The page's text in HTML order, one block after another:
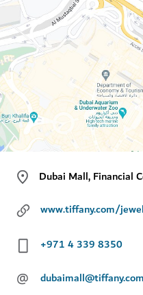
Dubai Mall, Financial
www.tiffany.com/
+971 4 339 8350
@ dubaimall@tiffany.com